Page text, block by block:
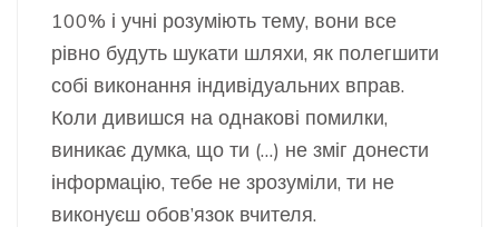
100% і учні розуміють тему, вони все
рівно будуть шукати шляхи, як полегшити
собі виконання індивідуальних вправ.
Коли дивишся на однакові помилки,
виникає думка, що ти (…) не зміг донести
інформацію, тебе не зрозуміли, ти не
виконуєш обов’язок вчителя.